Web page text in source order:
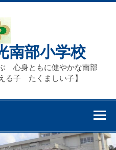
南部小学校
心身ともに健やかな南部
る子 たくましい子】